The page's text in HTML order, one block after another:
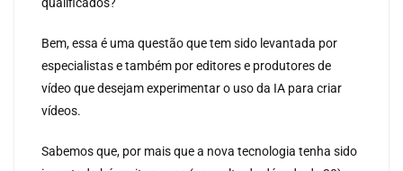
Bem, essa é uma questão que tem sido levantada por
especialistas e também por editores e produtores de
vídeo que desejam experimentar o uso da IA para criar
vídeos.
Sabemos que, por mais que a nova tecnologia tenha sido